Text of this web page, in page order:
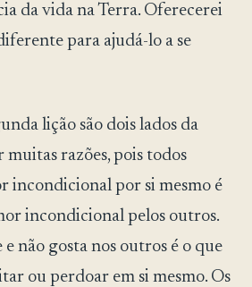
da vida na Terra. Oferecerei
para ajudá-lo a se
lição são dois lados da
muitas razões, pois todos
incondicional por si mesmo é
incondicional pelos outros.
e não gosta nos outros é o que
ou perdoar em si mesmo. Os